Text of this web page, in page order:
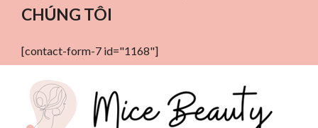
CHÚNG TÔI
[contact-form-7 id="1168"]